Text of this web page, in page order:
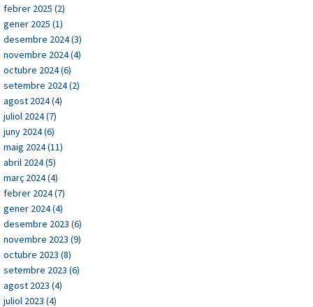
febrer 2025 (2)
gener 2025 (1)
desembre 2024 (3)
novembre 2024 (4)
octubre 2024 (6)
setembre 2024 (2)
agost 2024 (4)
juliol 2024 (7)
juny 2024 (6)
maig 2024 (11)
abril 2024 (5)
març 2024 (4)
febrer 2024 (7)
gener 2024 (4)
desembre 2023 (6)
novembre 2023 (9)
octubre 2023 (8)
setembre 2023 (6)
agost 2023 (4)
juliol 2023 (4)